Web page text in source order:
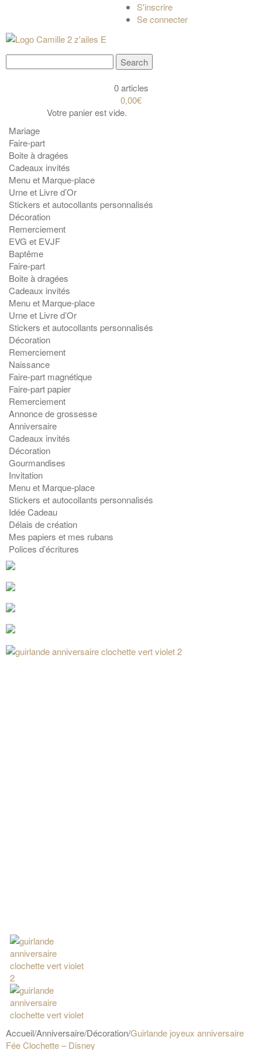
S'inscrire
Se connecter
0 articles
0,00€
Votre panier est vide.
Mariage
Faire-part
Boite à dragées
Cadeaux invités
Menu et Marque-place
Urne et Livre d’Or
Stickers et autocollants personnalisés
Décoration
Remerciement
EVG et EVJF
Baptême
Faire-part
Boite à dragées
Cadeaux invités
Menu et Marque-place
Urne et Livre d’Or
Stickers et autocollants personnalisés
Décoration
Remerciement
Naissance
Faire-part magnétique
Faire-part papier
Remerciement
Annonce de grossesse
Anniversaire
Cadeaux invités
Décoration
Gourmandises
Invitation
Menu et Marque-place
Stickers et autocollants personnalisés
Idée Cadeau
Délais de création
Mes papiers et mes rubans
Polices d’écritures
Accueil/Anniversaire/Décoration/Guirlande joyeux anniversaire
Fée Clochette – Disney